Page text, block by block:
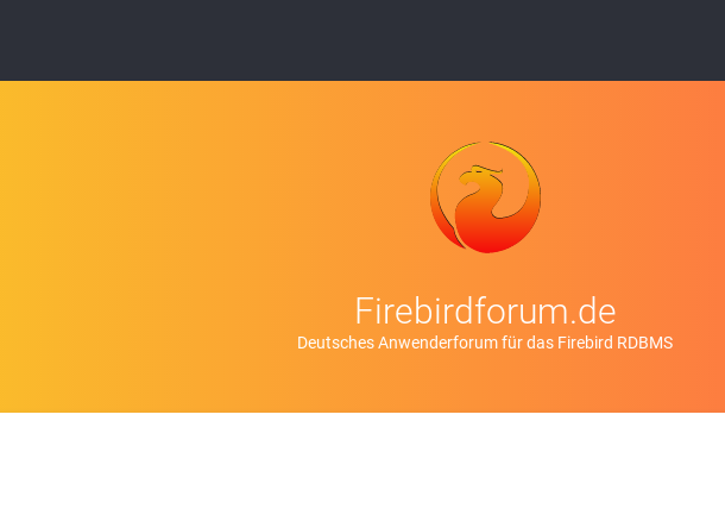
Firebirdforum.de
Deutsches Anwenderforum für das Firebird RDBMS